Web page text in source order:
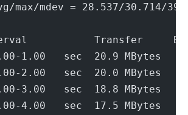
max/mdev = 28.537/30.714/
Transfer
1.00   sec  20.9 MBytes
2.00   sec  20.0 MBytes
3.00   sec  18.8
4.00   sec  17.5 MBytes